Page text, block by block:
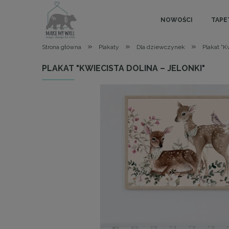
NOWOŚCI
Strona główna » Plakaty » Dla dziewczynek » Plakat
PLAKAT "KWIECISTA DOLINA – JELONKI"